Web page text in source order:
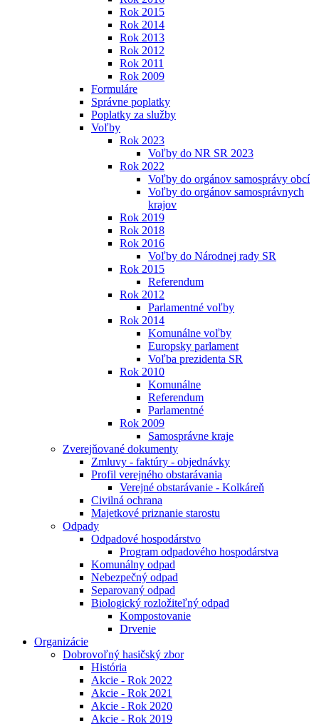
Rok 2015
Rok 2014
Rok 2013
Rok 2012
Rok 2011
Rok 2009
Formuláre
Správne poplatky
Poplatky za služby
Voľby
Rok 2023
Voľby do NR SR 2023
Rok 2022
Voľby do orgánov samosprávy obcí
Voľby do orgánov samosprávnych
krajov
Rok 2019
Rok 2018
Rok 2016
Voľby do Národnej rady SR
Rok 2015
Referendum
Rok 2012
Parlamentné voľby
Rok 2014
Komunálne voľby
Europsky parlament
Voľba prezidenta SR
Rok 2010
Komunálne
Referendum
Parlamentné
Rok 2009
Samosprávne kraje
Zverejňované dokumenty
Zmluvy - faktúry - objednávky
Profil verejného obstarávania
Verejné obstarávanie - Kolkáreň
Civilná ochrana
Majetkové priznanie starostu
Odpady
Odpadové hospodárstvo
Program odpadového hospodárstva
Komunálny odpad
Nebezpečný odpad
Separovaný odpad
Biologický rozložiteľný odpad
Kompostovanie
Drvenie
Organizácie
Dobrovoľný hasičský zbor
História
Akcie - Rok 2022
Akcie - Rok 2021
Akcie - Rok 2020
Akcie - Rok 2019